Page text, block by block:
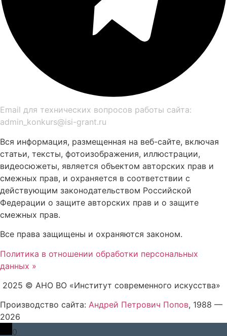
Email для технических вопросов работы сайта:
admin_konkurs@isi-grant.ru
Вся информация, размещенная на веб-сайте, включая
статьи, тексты, фотоизображения, иллюстрации,
видеосюжеты, является объектом авторских прав и
смежных прав, и охраняется в соответствии с
действующим законодательством Российской
Федерации о защите авторских прав и о защите
смежных прав.
Все права защищены и охраняются законом.
Политика в отношении обработки персональных
данных »
2025 © АНО ВО «Институт современного искусства»
Производство сайта: Андрей Петрович Попов, 1988 —
2026
0